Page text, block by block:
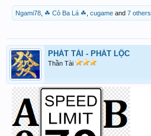
Ngami78, ☘ Cỏ Ba Lá ☘, cugame and 7 others
PHÁT TÀI - PHÁT LỘC
Thần Tài